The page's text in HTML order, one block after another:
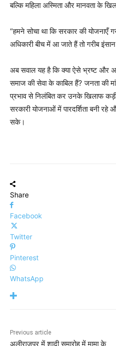
बल्कि महिला अस्मिता और मानवता के
“हमने सोचा था कि सरकार की योजनाएँ
अधिकारी बीच में आ जाते हैं तो गरीब
अब सवाल यह है कि क्या ऐसे भ्रष्ट और
समाज की सेवा के काबिल हैं? जनता की
प्रभाव से निलंबित कर उनके खिलाफ कड़ी
सरकारी योजनाओं में पारदर्शिता बनी रहे
सके।
Share
Facebook
Twitter
Pinterest
WhatsApp
Previous article
अलीराजपुर में शादी समारोह में मामा के